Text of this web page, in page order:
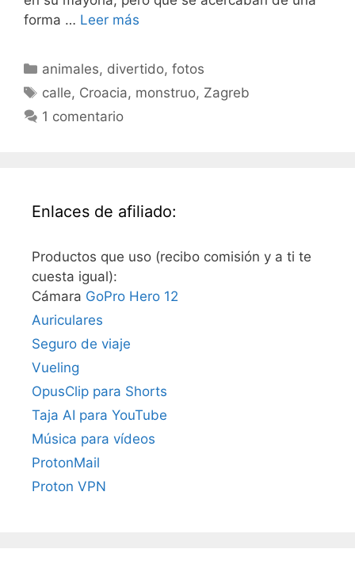
forma … Leer más
Categorías
animales, divertido,fotos
Etiquetas
calle, Croacia, monstruo, Zagreb
1 comentario
Enlaces de afiliado:
Productos que uso (recibo comisión y a ti te
cuesta igual):
Cámara GoPro Hero 12
Auriculares
Seguro de viaje
Vueling
OpusClip para Shorts
Taja AI para YouTube
Música para vídeos
ProtonMail
Proton VPN